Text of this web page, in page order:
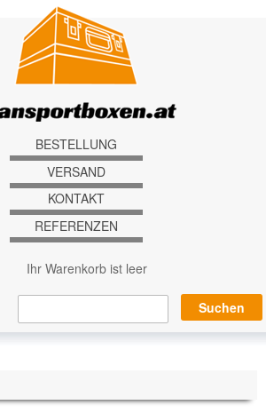
BESTELLUNG
VERSAND
KONTAKT
REFERENZEN
Ihr Warenkorb ist leer